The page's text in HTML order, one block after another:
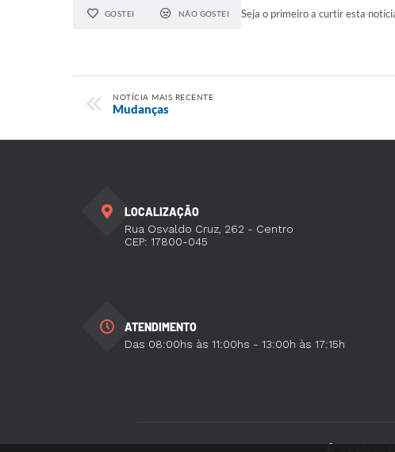
GOSTEI NÃO GOSTEI Seja o primeiro a curtir esta
NOTÍCIA MAIS RECENTE
Mudanças
LOCALIZAÇÃO
Rua Osvaldo Cruz, 262 - Centro
CEP: 17800-045
ATENDIMENTO
Das 08:00hs às 11:00hs - 13:00h às 17:15h